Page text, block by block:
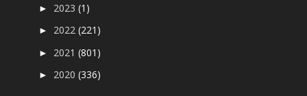
► 2023(1)
► 2022(221)
► 2021(801)
► 2020(336)